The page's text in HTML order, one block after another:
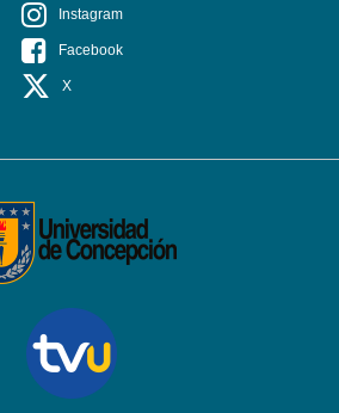
Instagram
Facebook
X